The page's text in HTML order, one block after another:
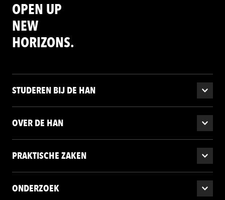
OPEN UP
NEW
HORIZONS.
STUDEREN BIJ DE HAN
OVER DE HAN
PRAKTISCHE ZAKEN
ONDERZOEK